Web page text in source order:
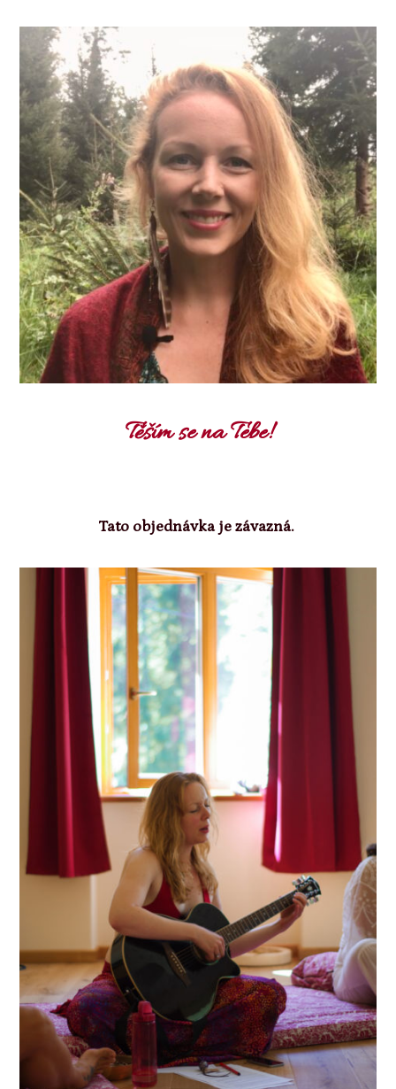
Těším se na Tebe!
Tato objednávka je závazná.